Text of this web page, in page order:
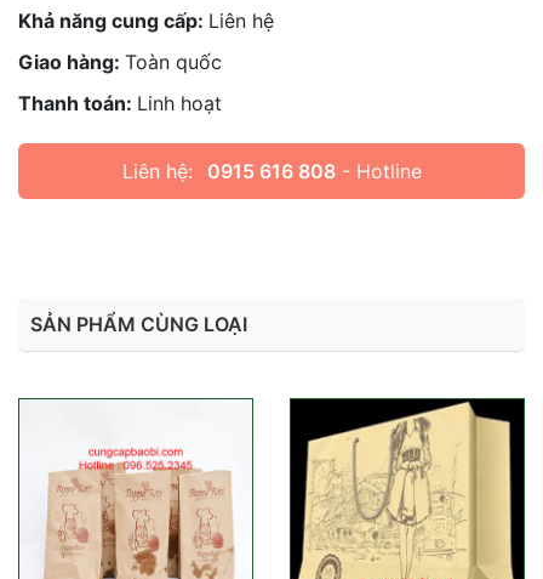
Khả năng cung cấp: Liên hệ
Giao hàng: Toàn quốc
Thanh toán: Linh hoạt
Liên hệ: 0915 616 808- Hotline
SẢN PHẨM CÙNG LOẠI